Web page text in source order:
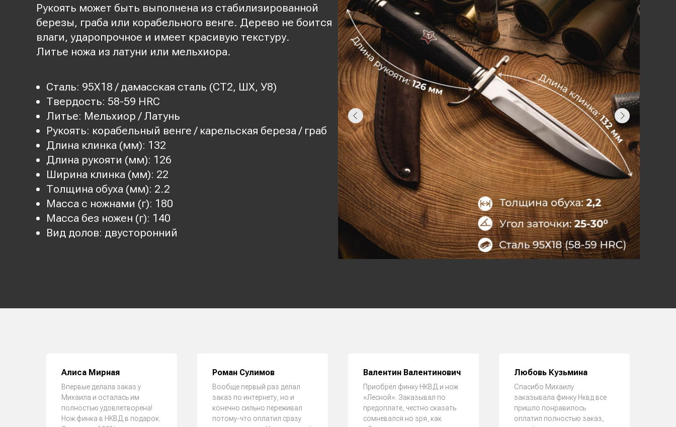
Рукоять может быть выполнена из стабилизированной
березы, граба или корабельного венге. Дерево не боится
влаги, ударопрочное и имеет красивую текстуру.
Литье ножа из латуни или мельхиора.
Сталь: 95Х18 / дамасская сталь (CT2, ШХ, У8)
Твердость: 58-59 HRC
Литье: Мельхиор / Латунь
Рукоять: корабельный венге / карельская береза / граб
Длина клинка (мм): 132
Длина рукояти (мм): 126
Ширина клинка (мм): 22
Толщина обуха (мм): 2.2
Масса с ножнами (г): 180
Масса без ножен (г): 140
Вид долов: двусторонний
Алиса Мирная
Впервые делала заказ у
Михаила и осталась им
полностью удовлетворена!
Нож финка в НКВД в подарок.
Роман Сулимов
Вообще первый раз делал
заказ по интернету, но и
конечно сильно переживал
потому-что оплатил сразу
Валентин Валентинович
Приобрёл финку НКВД и нож
«Лесной». Заказывал по
предоплате, честно сказать
сомневался но зря, как
Любовь Кузьмина
Спасибо Михаилу
заказывала финку Нквд все
пришло понравилось
оплатил полностью заказ,